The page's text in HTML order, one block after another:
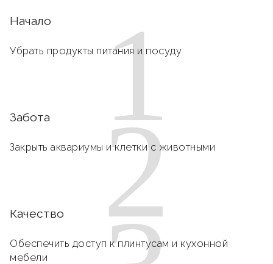
1
Начало
Убрать продукты питания и посуду
2
Забота
Закрыть аквариумы и клетки с животными
Качество
Обеспечить доступ к плинтусам и кухонной
мебели